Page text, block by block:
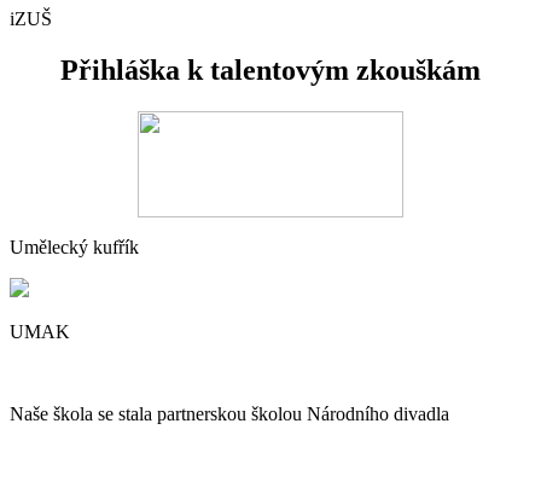
iZUŠ
Přihláška k talentovým zkouškám
Umělecký kufřík
UMAK
Naše škola se stala partnerskou školou Národního divadla